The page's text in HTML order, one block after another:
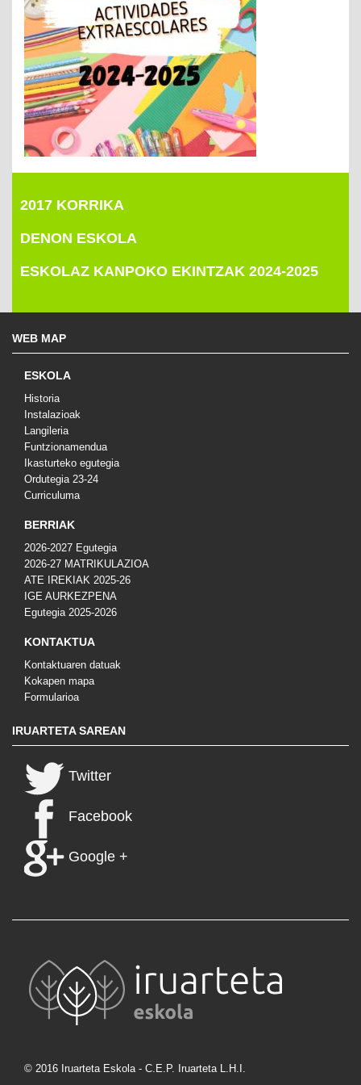
2017 KORRIKA
DENON ESKOLA
ESKOLAZ KANPOKO EKINTZAK 2024-2025
WEB MAP
ESKOLA
Historia
Instalazioak
Langileria
Funtzionamendua
Ikasturteko egutegia
Ordutegia 23-24
Curriculuma
BERRIAK
2026-2027 Egutegia
2026-27 MATRIKULAZIOA
ATE IREKIAK 2025-26
IGE AURKEZPENA
Egutegia 2025-2026
KONTAKTUA
Kontaktuaren datuak
Kokapen mapa
Formularioa
IRUARTETA SAREAN
Twitter
Facebook
Google +
© 2016 Iruarteta Eskola - C.E.P. Iruarteta L.H.I.